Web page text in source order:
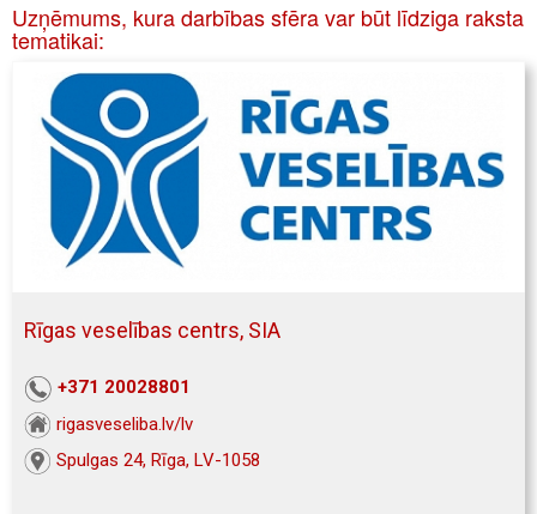
Uzņēmums, kura darbības sfēra var būt līdziga raksta
tematikai:
Rīgas veselības centrs, SIA
+371 20028801
rigasveseliba.lv/lv
Spulgas 24, Rīga, LV-1058